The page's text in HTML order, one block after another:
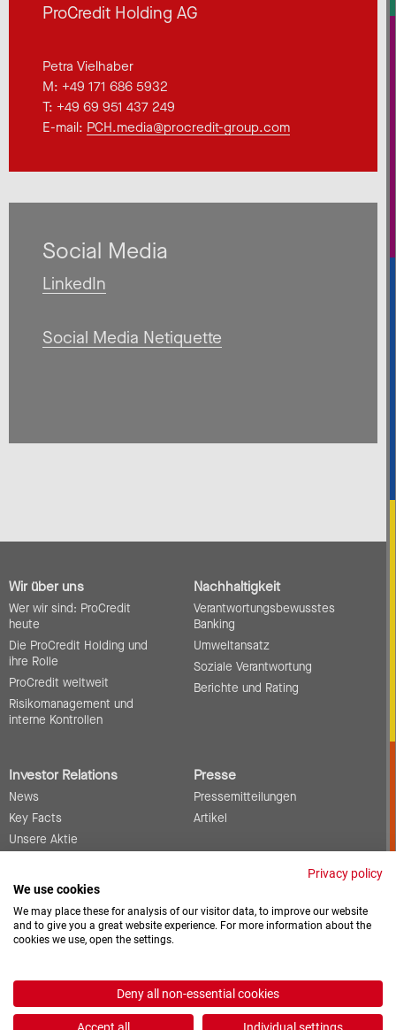
ProCredit Holding AG
Petra Vielhaber
M: +49 171 686 5932
T: +49 69 951 437 249
E-mail: PCH.media@procredit-group.com
Social Media
LinkedIn
Social Media Netiquette
Wir über uns
Wer wir sind: ProCredit
heute
Die ProCredit Holding und
ihre Rolle
ProCredit weltweit
Risikomanagement und
interne Kontrollen
Nachhaltigkeit
Verantwortungsbewusstes
Banking
Umweltansatz
Soziale Verantwortung
Berichte und Rating
Investor Relations
News
Key Facts
Unsere Aktie
Infos für Fremdkapitalgeber
Events
Corporate Governance
Presse
Pressemitteilungen
Artikel
Offene Stellen Downloads
Privacy policy
We use cookies
We may place these for analysis of our visitor data, to improve our website
and to give you a great website experience. For more information about the
cookies we use, open the settings.
Deny all non-essential cookies